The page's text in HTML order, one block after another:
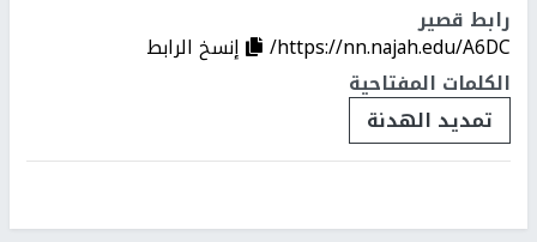
رابط قصير
https://nn.najah.edu/A6DC/
إنسخ الرابط
الكلمات المفتاحية
تمديد الهدنة